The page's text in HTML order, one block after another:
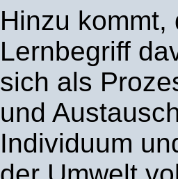
Hinzu
Lernbegriff
sich als
und
Individuum